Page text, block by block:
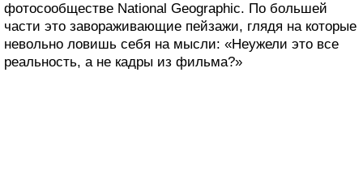
фотосообществе National Geographic. По большей
части это завораживающие пейзажи, глядя на которые
невольно ловишь себя на мысли: «Неужели это все
реальность, а не кадры из фильма?»